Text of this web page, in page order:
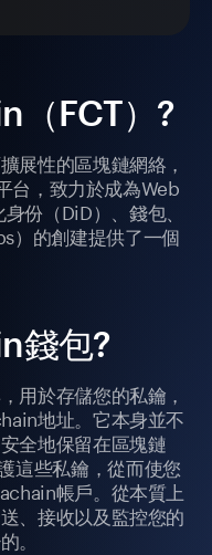
（FCT）?
展性的區塊鏈網絡，
，致力於成為Web
份（DiD）、錢包、
）的創建提供了一個
錢包?
用於存儲您的私鑰，
地址。它本身並不
全地保留在區塊鏈
這些私鑰，從而使您
帳戶。從本質上
、接收以及監控您的
。